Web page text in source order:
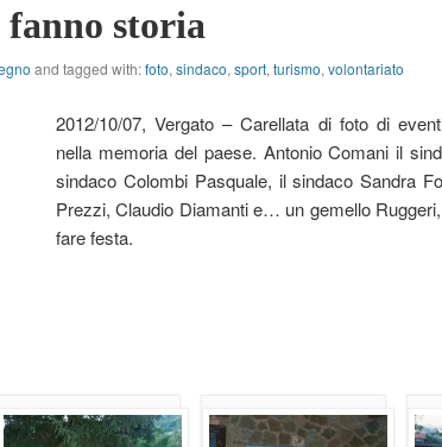
storia
and tagged with:foto, sindaco, sport, turismo, volontariato
2012/10/07, Vergato – Carellata di foto di
nella memoria del paese. Antonio Comani il
sindaco Colombi Pasquale, il sindaco Sandra
Prezzi, Claudio Diamanti e… un gemello
fare festa.